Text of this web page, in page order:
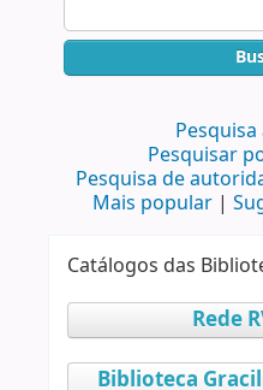
Pesquisar
Pesquisa de
Mais popular
Catálogos das
Rede
Biblioteca